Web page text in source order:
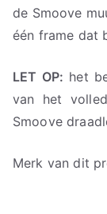
de Smoove
één frame dat
LET OP: het
van het
Smoove
Merk van dit